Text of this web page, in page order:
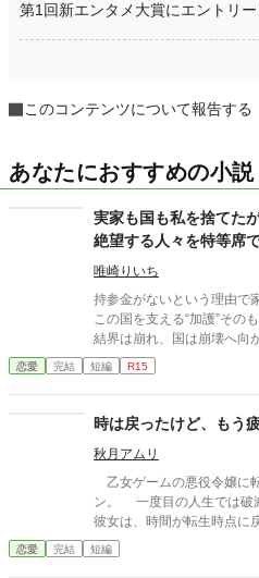
第1回新エンタメ大賞にエントリー
このコンテンツについて報告する
あなたにおすすめの小説
実家も国も私を捨てた
絶望する人々を特等席
考停止する。
唯崎りいち
持参金がないという理由で
この国を支える“加護”その
結界は崩れ、国は崩壊へ向かい始める。 そん
冷徹と噂される隣国の王子
だ」 捨てられたはずの私は、気づけば滅びゆく祖国を背に、彼の
恋愛 完結 短編 R15
時は戻ったけど、もう
秋月アムリ
乙女ゲームの悪役令嬢に
ン。 一度目の人生では破滅回避に奔走するも虚しく断罪された
彼女は、時間が転生時点に
いた。 もう疲れた。どうせ無駄なら、せめて断罪の日まで穏や
かに眠って過ごしたい──そ
恋愛 完結 短編